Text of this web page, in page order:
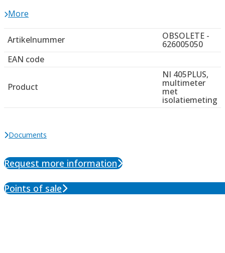
More
Artikelnummer OBSOLETE -
626005050
EAN code
Product
NI 405PLUS,
multimeter
met
isolatiemeting
Documents
Request more information
Points of sale